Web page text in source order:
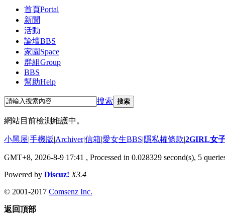
首頁Portal
新聞
活動
論壇BBS
家園 Space
群組Group
BBS
幫助Help
搜索 搜索
網站目前檢測維護中。
小黑屋|手機版|Archiver|信箱|愛女生BBS|隱私權條款|2GIRL女
GMT+8, 2026-8-9 17:41 , Processed in 0.028329 second(s), 5
Powered by Discuz! X3.4
© 2001-2017 Comsenz Inc.
返回頂部